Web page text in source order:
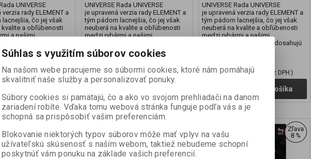
UNIVERSE
rady ELEMENT a
lacnejšia, čo jej však
kvalite a obľúbenosti
a našimi
ktorý dosahujú
cena bez DPH:)
UNIVERSE Rada UNIVERSE
je upravená verzia rady ELEMENT a
tým pádom lacnejšia, čo jej však
neuberá na kvalite a obľúbenosti
medzi rybármi a našimi
vynikjúce výsledky...
9,748 EUR (Vaša cena bez DPH:)
UNIVERSE Rada UNIVERSE
je upravená verzia rady ELEMENT a
tým pádom lacnejšia, čo jej však
neuberá na kvalite a obľúbenosti
medzi rybármi a našimi
spolupracovníkmi, ktorý dosahujú
9,748 EUR (Vaša cena bez DPH:)
Pridať do košíka
8 %
Zľava
8 %
Zľava
8 %
Súhlas s využitím súborov cookies
Na našom webe pracujeme so súbormi cookies, ktoré nám pomáhajú
skvalitniť naše služby a personalizovať ponuky.
Súbory cookies si pamätajú, čo a ako vo svojom prehliadači na danom
zariadení robíte. Vďaka tomu webová stránka funguje podľa vás a je
schopná sa prispôsobiť vašim preferenciám.
Blokovanie niektorých typov súborov môže mať vplyv na vašu
užívateľskú skúsenosť s naším webom, taktiež nebudeme schopní
poskytnúť vám ponuku na základe vašich preferencií.